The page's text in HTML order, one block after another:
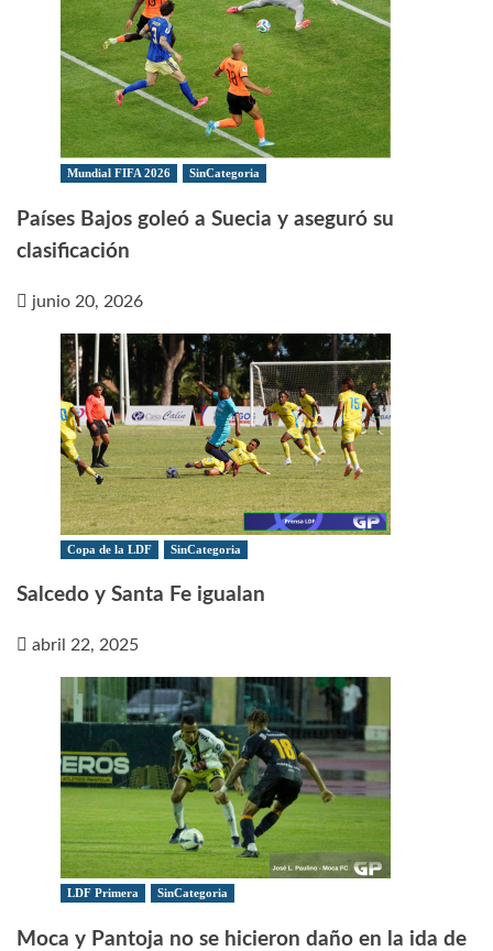
Mundial FIFA 2026 SinCategoria
Países Bajos goleó a Suecia y aseguró su
clasificación
junio 20, 2026
Copa de la LDF SinCategoria
Salcedo y Santa Fe igualan
abril 22, 2025
LDF Primera SinCategoria
Moca y Pantoja no se hicieron daño en la ida de